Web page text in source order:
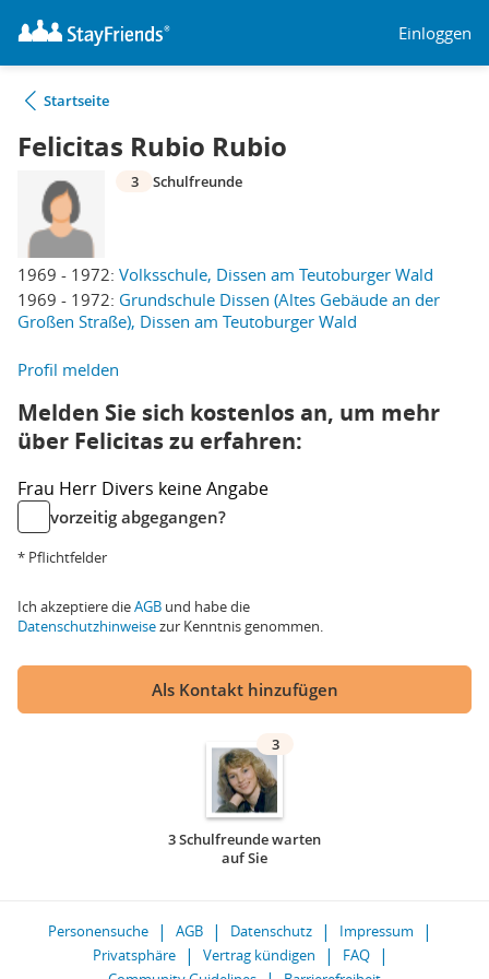
Einloggen
Startseite
Felicitas Rubio Rubio
1969 - 1972: Volksschule, Dissen am Teutoburger Wald
1969 - 1972: Grundschule Dissen (Altes Gebäude an der
Großen Straße), Dissen am Teutoburger Wald
3 Schulfreunde
Profil melden
Melden Sie sich kostenlos an, um mehr
über Felicitas zu erfahren:
Frau Herr Divers keine Angabe
vorzeitig abgegangen?
* Pflichtfelder
Ich akzeptiere dieAGB und habe die
Datenschutzhinweisezur Kenntnis genommen.
Als Kontakt hinzufügen
3
3 Schulfreunde warten
auf Sie
Personensuche AGB Datenschutz
Impressum
Privatsphäre
Vertrag kündigen
FAQ